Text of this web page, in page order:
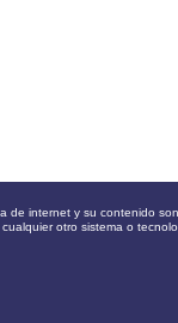
de internet y su contenido
otro sistema o